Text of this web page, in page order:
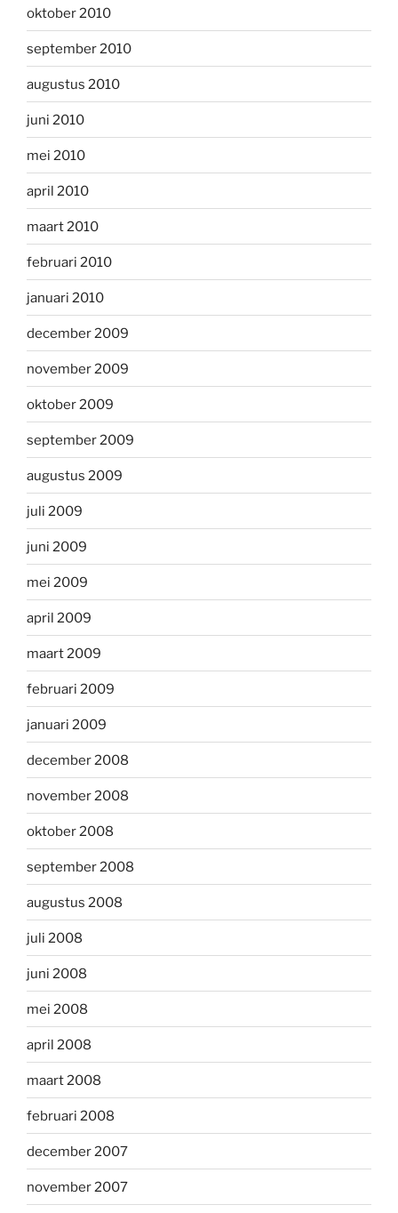
oktober 2010
september 2010
augustus 2010
juni 2010
mei 2010
april 2010
maart 2010
februari 2010
januari 2010
december 2009
november 2009
oktober 2009
september 2009
augustus 2009
juli 2009
juni 2009
mei 2009
april 2009
maart 2009
februari 2009
januari 2009
december 2008
november 2008
oktober 2008
september 2008
augustus 2008
juli 2008
juni 2008
mei 2008
april 2008
maart 2008
februari 2008
december 2007
november 2007